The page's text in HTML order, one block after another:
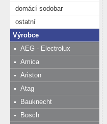
domácí sodobar
ostatní
Výrobce
AEG - Electrolux
Amica
Ariston
Atag
Bauknecht
Bosch